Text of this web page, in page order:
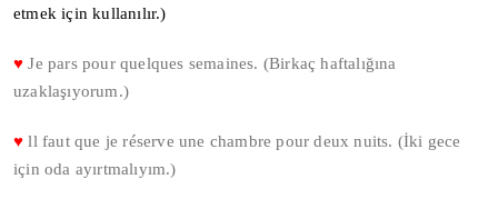
etmek için kullanılır.)
♥ Je pars pour quelques semaines. (Birkaç haftalığına
uzaklaşıyorum.)
♥ ll faut que je réserve une chambre pour deux nuits. (İki gece
için oda ayırtmalıyım.)